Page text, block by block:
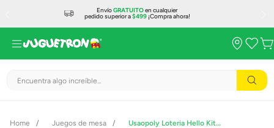
EnvíoGRATUITOen cualquier
pedido superior a$499¡Compra ahora!
Encuentra algo increíble...
Juegos de mesa Usaopoly Loteria Hello Kitty And Friends 66778